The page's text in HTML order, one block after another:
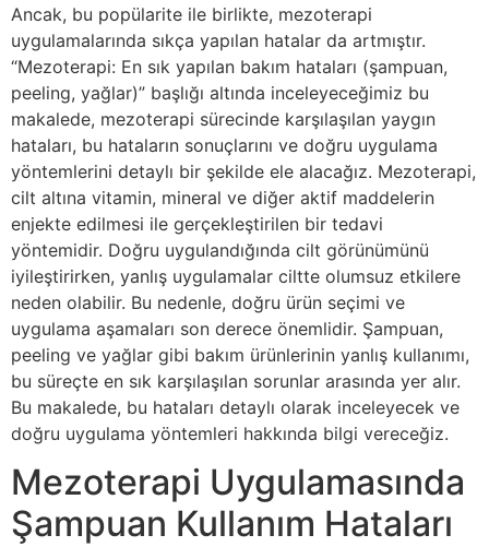
Ancak, bu popülarite ile birlikte, mezoterapi
uygulamalarında sıkça yapılan hatalar da artmıştır.
“Mezoterapi: En sık yapılan bakım hataları (şampuan,
peeling, yağlar)” başlığı altında inceleyeceğimiz bu
makalede, mezoterapi sürecinde karşılaşılan yaygın
hataları, bu hataların sonuçlarını ve doğru uygulama
yöntemlerini detaylı bir şekilde ele alacağız. Mezoterapi,
cilt altına vitamin, mineral ve diğer aktif maddelerin
enjekte edilmesi ile gerçekleştirilen bir tedavi
yöntemidir. Doğru uygulandığında cilt görünümünü
iyileştirirken, yanlış uygulamalar ciltte olumsuz etkilere
neden olabilir. Bu nedenle, doğru ürün seçimi ve
uygulama aşamaları son derece önemlidir. Şampuan,
peeling ve yağlar gibi bakım ürünlerinin yanlış kullanımı,
bu süreçte en sık karşılaşılan sorunlar arasında yer alır.
Bu makalede, bu hataları detaylı olarak inceleyecek ve
doğru uygulama yöntemleri hakkında bilgi vereceğiz.
Mezoterapi Uygulamasında
Şampuan Kullanım Hataları